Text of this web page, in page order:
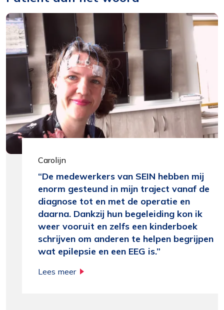
De medewerkers van SEIN hebben mij
enorm gesteund in mijn traject vanaf de
diagnose tot en met de operatie en
daarna. Dankzij hun begeleiding kon ik
weer vooruit en zelfs een kinderboek
schrijven om anderen te helpen begrijpen
wat epilepsie en een EEG is.
Carolijn
Lees meer